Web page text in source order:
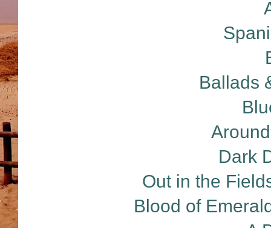
Ballads
Dark
Out in the
Blood of